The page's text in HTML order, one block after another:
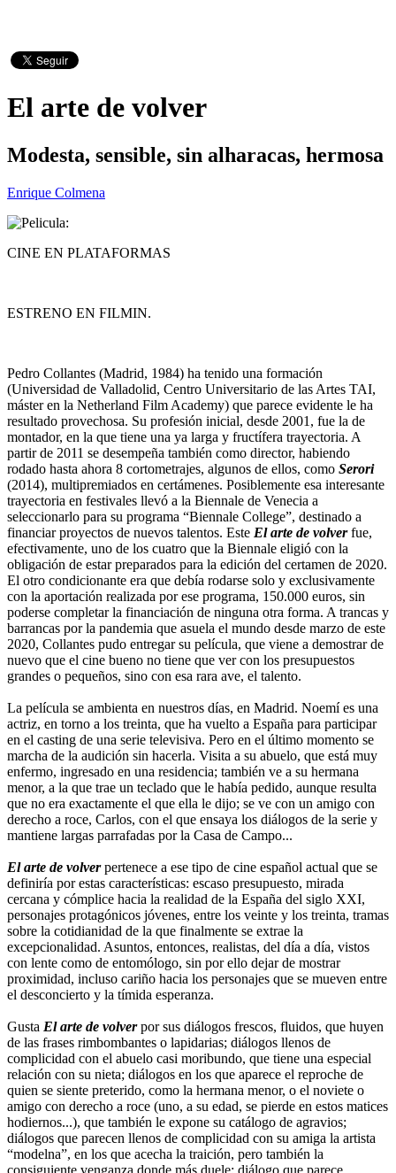
El arte de volver
Modesta, sensible, sin alharacas, hermosa
Enrique Colmena
CINE EN PLATAFORMAS
ESTRENO EN FILMIN.
Pedro Collantes (Madrid, 1984) ha tenido una formación
(Universidad de Valladolid, Centro Universitario de las Artes TAI,
máster en la Netherland Film Academy) que parece evidente le ha
resultado provechosa. Su profesión inicial, desde 2001, fue la de
montador, en la que tiene una ya larga y fructífera trayectoria. A
partir de 2011 se desempeña también como director, habiendo
rodado hasta ahora 8 cortometrajes, algunos de ellos, como Serori
(2014), multipremiados en certámenes. Posiblemente esa interesante
trayectoria en festivales llevó a la Biennale de Venecia a
seleccionarlo para su programa “Biennale College”, destinado a
financiar proyectos de nuevos talentos. Este El arte de volverfue,
efectivamente, uno de los cuatro que la Biennale eligió con la
obligación de estar preparados para la edición del certamen de 2020.
El otro condicionante era que debía rodarse solo y exclusivamente
con la aportación realizada por ese programa, 150.000 euros, sin
poderse completar la financiación de ninguna otra forma. A trancas y
barrancas por la pandemia que asuela el mundo desde marzo de este
2020, Collantes pudo entregar su película, que viene a demostrar de
nuevo que el cine bueno no tiene que ver con los presupuestos
grandes o pequeños, sino con esa rara ave, el talento.
La película se ambienta en nuestros días, en Madrid. Noemí es una
actriz, en torno a los treinta, que ha vuelto a España para participar
en el casting de una serie televisiva. Pero en el último momento se
marcha de la audición sin hacerla. Visita a su abuelo, que está muy
enfermo, ingresado en una residencia; también ve a su hermana
menor, a la que trae un teclado que le había pedido, aunque resulta
que no era exactamente el que ella le dijo; se ve con un amigo con
derecho a roce, Carlos, con el que ensaya los diálogos de la serie y
mantiene largas parrafadas por la Casa de Campo...
El arte de volverpertenece a ese tipo de cine español actual que se
definiría por estas características: escaso presupuesto, mirada
cercana y cómplice hacia la realidad de la España del siglo XXI,
personajes protagónicos jóvenes, entre los veinte y los treinta, tramas
sobre la cotidianidad de la que finalmente se extrae la
excepcionalidad. Asuntos, entonces, realistas, del día a día, vistos
con lente como de entomólogo, sin por ello dejar de mostrar
proximidad, incluso cariño hacia los personajes que se mueven entre
el desconcierto y la tímida esperanza.
Gusta El arte de volverpor sus diálogos frescos, fluidos, que huyen
de las frases rimbombantes o lapidarias; diálogos llenos de
complicidad con el abuelo casi moribundo, que tiene una especial
relación con su nieta; diálogos en los que aparece el reproche de
quien se siente preterido, como la hermana menor, o el noviete o
amigo con derecho a roce (uno, a su edad, se pierde en estos matices
hodiernos...), que también le expone su catálogo de agravios;
diálogos que parecen llenos de complicidad con su amiga la artista
“modelna”, en los que acecha la traición, pero también la
consiguiente venganza donde más duele; diálogo que parece